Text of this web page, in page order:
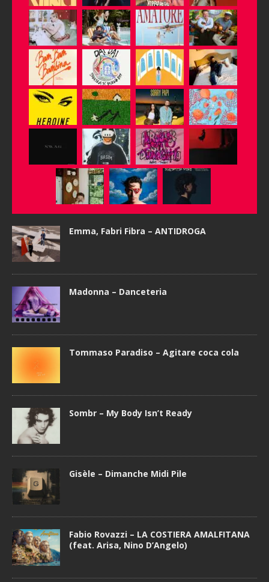
Emma, Fabri Fibra – ANTIDROGA
Madonna – Danceteria
Tommaso Paradiso – Agitare coca cola
Sombr – My Body Isn’t Ready
Gisèle – Dimanche Midi Pile
Fabio Rovazzi – LA COSTIERA AMALFITANA
(feat. Arisa, Nino D’Angelo)